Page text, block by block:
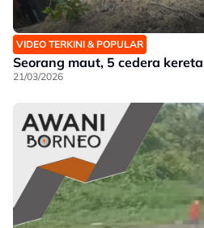
VIDEO TERKINI & POPULAR
Seorang maut, 5 cedera
21/03/2026